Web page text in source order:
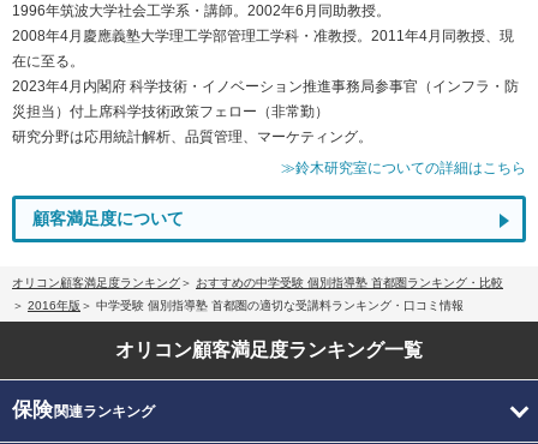
1996年筑波大学社会工学系・講師。2002年6月同助教授。
2008年4月慶應義塾大学理工学部管理工学科・准教授。2011年4月同教授、現
在に至る。
2023年4月内閣府 科学技術・イノベーション推進事務局参事官（インフラ・防
災担当）付上席科学技術政策フェロー（非常勤）
研究分野は応用統計解析、品質管理、マーケティング。
≫鈴木研究室についての詳細はこちら
顧客満足度について
オリコン顧客満足度ランキング
おすすめの中学受験 個別指導塾 首都圏ランキング・比較
2016年版
中学受験 個別指導塾 首都圏の適切な受講料ランキング・口コミ情報
オリコン顧客満足度ランキング一覧
保険関連ランキング